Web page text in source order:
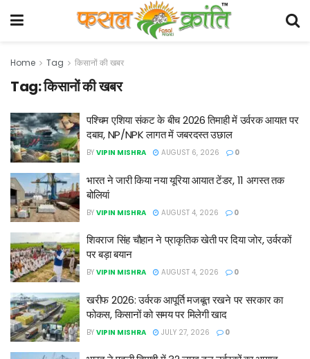
Home Tag किसानों की खबर
Tag:किसानों की खबर
पश्चिम एशिया संकट के बीच 2026 तिमाही में उर्वरक आयात पर
दबाव, NP/NPK लागत में जबरदस्त उछाल
BY VIPIN MISHRA AUGUST 6, 2026 0
भारत ने जारी किया नया यूरिया आयात टेंडर, 11 अगस्त तक
बोलियां
BY VIPIN MISHRA AUGUST 4, 2026 0
शिवराज सिंह चौहान ने प्राकृतिक खेती पर दिया जोर, उर्वरकों
पर बड़ा बयान
BY VIPIN MISHRA AUGUST 4, 2026 0
खरीफ 2026: उर्वरक आपूर्ति मजबूत रखने पर सरकार का
फोकस, किसानों को समय पर मिलेगी खाद
BY VIPIN MISHRA JULY 27, 2026 0